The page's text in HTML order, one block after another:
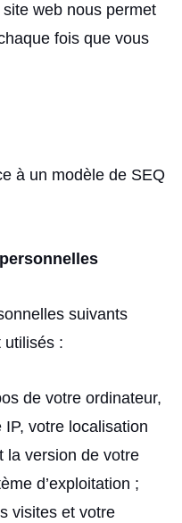
web nous permet
fois que vous
à un modèle de SEQ
suivants
utilisés :
de votre ordinateur,
votre localisation
la version de votre
d’exploitation ;
visites et votre